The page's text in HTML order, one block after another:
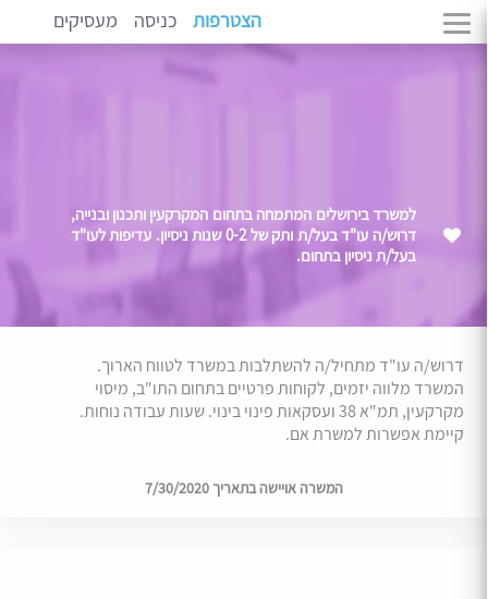
הצטרפות כניסה מעסיקים
למשרד בירושלים המתמחה בתחום המקרקעין ותכנון ובנייה,
דרוש/ה עו"ד בעל/ת ותק של 0-2 שנות ניסיון. עדיפות לעו"ד
בעל/ת ניסיון בתחום.
דרוש/ה עו"ד מתחיל/ה להשתלבות במשרד לטווח הארוך.
המשרד מלווה יזמים, לקוחות פרטיים בתחום התו"ב, מיסוי
מקרקעין, תמ"א 38 ועסקאות פינוי בינוי. שעות עבודה נוחות.
קיימת אפשרות למשרת אם.
המשרה אויישה בתאריך 7/30/2020